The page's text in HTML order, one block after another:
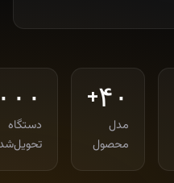
۴۰+
مدل
محصول
دستگاه